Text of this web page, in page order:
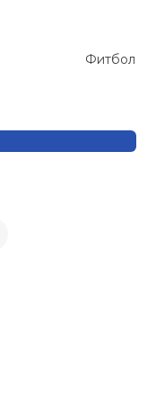
Фитбол